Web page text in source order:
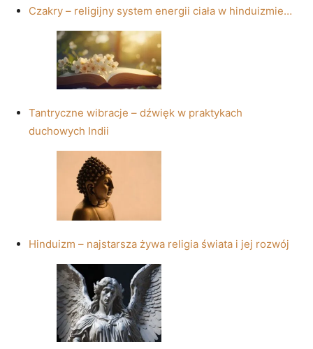
Czakry – religijny system energii ciała w hinduizmie…
Tantryczne wibracje – dźwięk w praktykach
duchowych Indii
Hinduizm – najstarsza żywa religia świata i jej rozwój